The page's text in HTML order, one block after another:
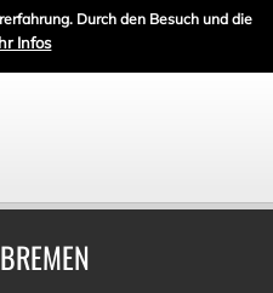
Durch den Besuch und die
Infos